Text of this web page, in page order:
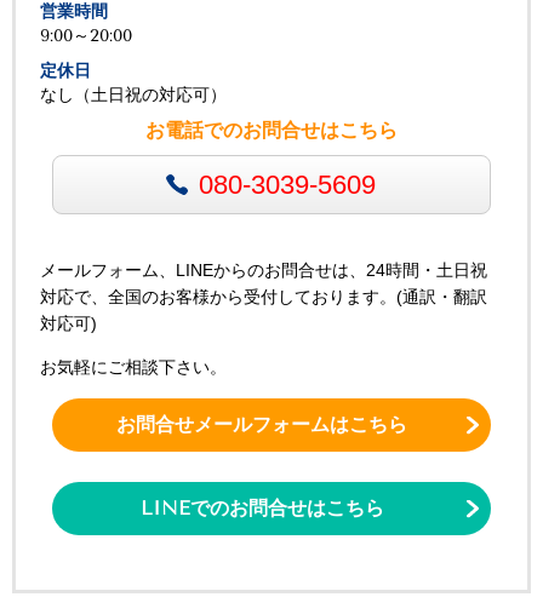
営業時間
9:00～20:00
定休日
なし（土日祝の対応可）
お電話でのお問合せはこちら
080-3039-5609
メールフォーム、LINEからのお問合せは、24時間・土日祝
対応で、全国のお客様から受付しております。(通訳・翻訳
対応可)
お気軽にご相談下さい。
お問合せメールフォームはこちら
LINEでのお問合せはこちら